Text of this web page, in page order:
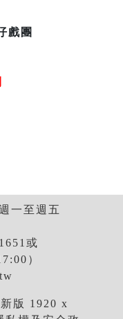
戲團
一至週五
或
）
版 1920 x